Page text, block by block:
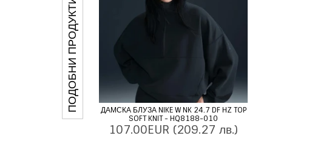
ПОДОБНИ ПРОДУКТИ
ДАМСКА БЛУЗА NIKE W NK 24.7 DF HZ TOP
SOFT KNIT - HQ8188-010
107.00EUR (209.27 лв.)